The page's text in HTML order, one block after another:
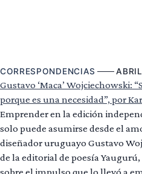
CORRESPONDENCIAS
Gustavo ‘Maca’ Wojciechowski:
porque es una necesidad”, por
Emprender en la edición
solo puede asumirse desde el
diseñador uruguayo Gustavo
de la editorial de poesía
sobre el impulso que lo llevó a